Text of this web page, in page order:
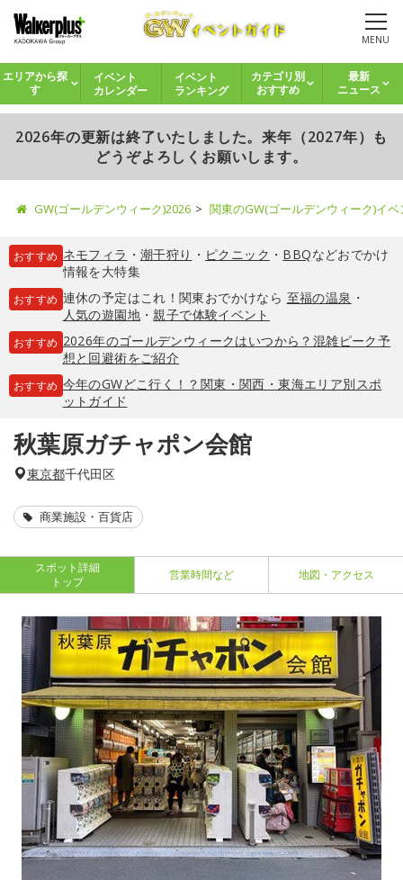
MENU
エリアから探
す
イベント
カレンダー
イベント
ランキング
カテゴリ別
おすすめ
最新
ニュース
2026年の更新は終了いたしました。来年（2027年）も
どうぞよろしくお願いします。
GW(ゴールデンウィーク)2026 関東のGW(ゴールデンウィーク)イ
おすすめ ネモフィラ ・ 潮干狩り ・ ピクニック ・ BBQなどおでかけ
情報を大特集
おすすめ 連休の予定はこれ！関東おでかけなら 至福の温泉 ・
人気の遊園地・親子で体験イベント
おすすめ 2026年のゴールデンウィークはいつから？混雑ピーク予
想と回避術をご紹介
おすすめ 今年のGWどこ行く！？関東・関西・東海エリア別スポ
ットガイド
秋葉原ガチャポン会館
東京都千代田区
商業施設・百貨店
スポット詳細
トップ
営業時間など 地図・アクセス